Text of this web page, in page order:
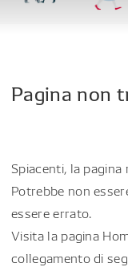
Pagina non
Spiacenti, la
Potrebbe non
essere errato.
Visita la pagina
collegamento di